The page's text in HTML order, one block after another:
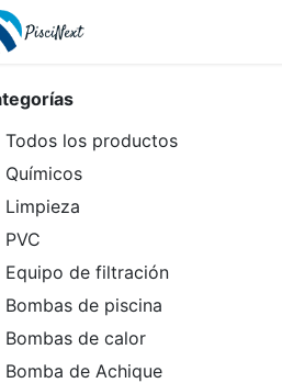
Todos los productos
Químicos
Limpieza
PVC
Equipo de filtración
Bombas de piscina
Bombas de calor
Bomba de Achique